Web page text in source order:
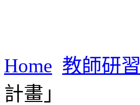
Home 教師研習
計畫」